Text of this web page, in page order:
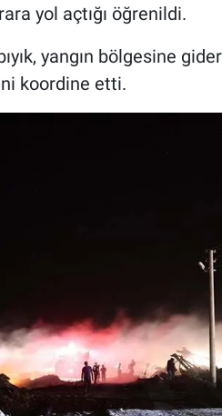
yol açtığı öğrenildi.
yangın bölgesine
koordine etti.